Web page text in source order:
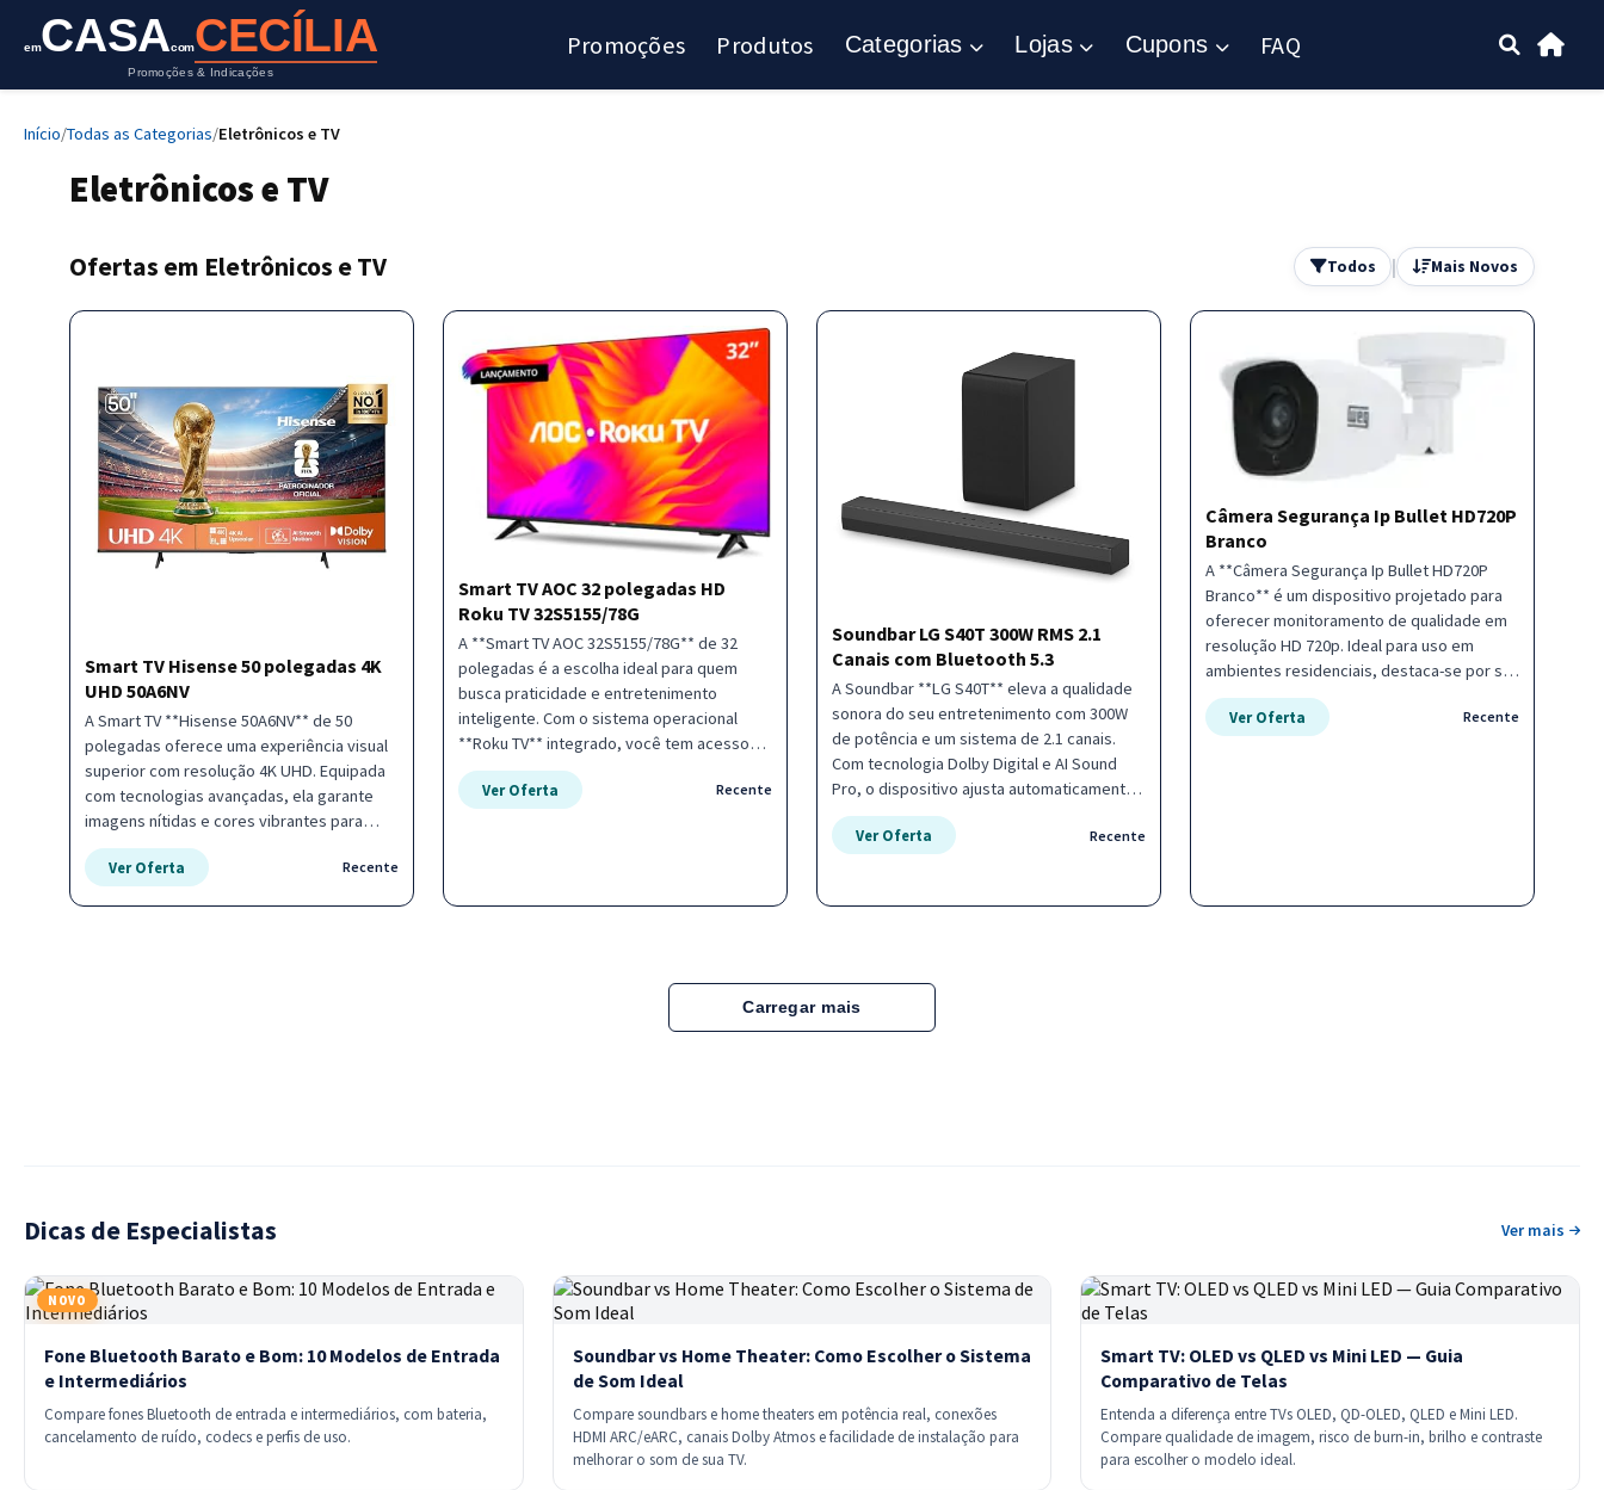
emCASAcomCECÍLIA
Promoções & Indicações
Promoções Produtos Categorias Lojas Cupons FAQ
Início/Todas as Categorias/Eletrônicos e TV
Eletrônicos e TV
Ofertas em Eletrônicos e TV Todos | Mais Novos
Smart TV Hisense 50 polegadas 4K
UHD 50A6NV
A Smart TV **Hisense 50A6NV** de 50
polegadas oferece uma experiência visual
superior com resolução 4K UHD. Equipada
com tecnologias avançadas, ela garante
imagens nítidas e cores vibrantes para
todo o seu conteúdo favorito. - Resolução
4K UHD para detalhes precisos - Tecnologia
Ver Oferta Recente
Smart TV AOC 32 polegadas HD
Roku TV 32S5155/78G
A **Smart TV AOC 32S5155/78G** de 32
polegadas é a escolha ideal para quem
busca praticidade e entretenimento
inteligente. Com o sistema operacional
**Roku TV** integrado, você tem acesso
rápido aos principais serviços de streaming
em uma interface intuitiva e fluida. -
modelo é perfeito para quartos, cozinhas
ou ambientes menores que exigem uma TV
Ver Oferta Recente
Soundbar LG S40T 300W RMS 2.1
Canais com Bluetooth 5.3
A Soundbar **LG S40T** eleva a qualidade
sonora do seu entretenimento com 300W
de potência e um sistema de 2.1 canais.
Com tecnologia Dolby Digital e AI Sound
Pro, o dispositivo ajusta automaticamente
o áudio para oferecer a melhor experiência
em diferentes conteúdos. - Potência total
inteligente do áudio Ideal para quem busca
um upgrade no som da TV com praticidade
Ver Oferta Recente
Câmera Segurança Ip Bullet HD720P
Branco
A **Câmera Segurança Ip Bullet HD720P
Branco** é um dispositivo projetado para
oferecer monitoramento de qualidade em
resolução HD 720p. Ideal para uso em
ambientes residenciais, destaca-se por sua
simplicidade e eficiência na captação de
imagens em tempo real, garantindo
Ver Oferta Recente
Carregar mais
Dicas de Especialistas Ver mais
NOVO
Fone Bluetooth Barato e Bom: 10 Modelos de Entrada
e Intermediários
Compare fones Bluetooth de entrada e intermediários, com bateria,
cancelamento de ruído, codecs e perfis de uso.
Soundbar vs Home Theater: Como Escolher o Sistema
de Som Ideal
Compare soundbars e home theaters em potência real, conexões
HDMI ARC/eARC, canais Dolby Atmos e facilidade de instalação para
melhorar o som de sua TV.
Smart TV: OLED vs QLED vs Mini LED — Guia
Comparativo de Telas
Entenda a diferença entre TVs OLED, QD-OLED, QLED e Mini LED.
Compare qualidade de imagem, risco de burn-in, brilho e contraste
para escolher o modelo ideal.